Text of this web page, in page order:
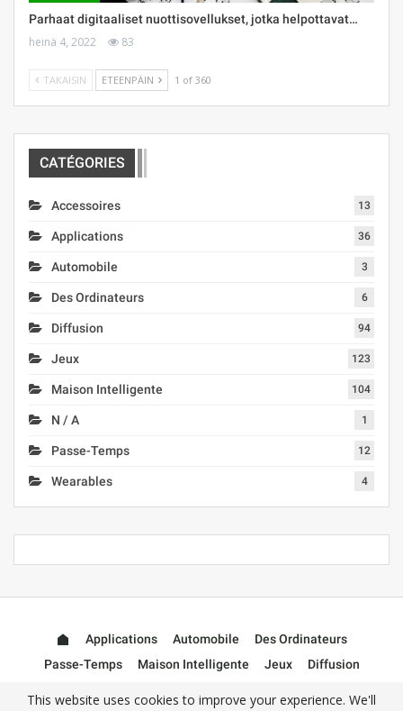
Parhaat digitaaliset nuottisovellukset, jotka helpottavat…
heinä 4, 2022 83
TAKAISIN ETEENPÄIN 1 of 360
CATÉGORIES
Accessoires 13
Applications 36
Automobile 3
Des Ordinateurs 6
Diffusion 94
Jeux 123
Maison Intelligente 104
N / A 1
Passe-Temps 12
Wearables 4
Applications Automobile
Des Ordinateurs
Passe-Temps
Maison Intelligente Jeux
Diffusion
This website uses cookies to improve your experience. We'll